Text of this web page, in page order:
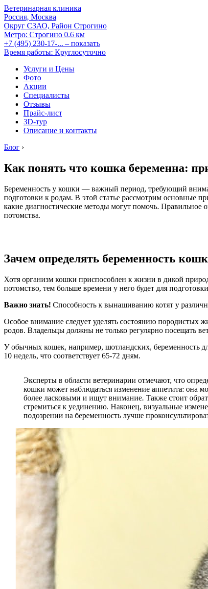
Ветеринарная клиника
Россия, Москва
Округ СЗАО, Район Строгино
Метро: Строгино 0.6 км
+7 (495) 230-17-... – показать
Время работы: Круглосуточно
Услуги и Цены
Фото
Акции
Специалисты
Отзывы
Прайс-лист
3D-тур
Описание и контакты
Блог ›
Как понять что кошка беременна:
Беременность у кошки — важный период, требующий
подготовки к родам. В этой статье рассмотрим основные
какие диагностические методы могут помочь. Правильное
потомства.
Зачем определять беременность
Хотя организм кошки приспособлен к жизни в дикой
потомство, тем больше времени у него будет для
Важно знать! Способность к вынашиванию котят у
Особое внимание следует уделять состоянию породистых
родов. Владельцы должны не только регулярно посещать
У обычных кошек, например, шотландских, беременность
10 недель, что соответствует 65-72 дням.
Эксперты в области ветеринарии отмечают, что
кошки может наблюдаться изменение аппетита: она
более ласковыми и ищут внимание. Также стоит
стремиться к уединению. Наконец, визуальные
подозрении на беременность лучше